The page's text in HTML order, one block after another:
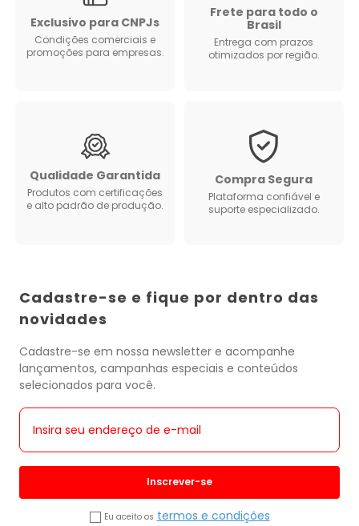
Exclusivo para CNPJs
Condições comerciais e
promoções para empresas.
Frete para todo o
Brasil
Entrega com prazos
otimizados por região.
Qualidade Garantida
Produtos com certificações
e alto padrão de produção.
Compra Segura
Plataforma confiável e
suporte especializado.
Cadastre-se e fique por dentro das
novidades
Cadastre-se em nossa newsletter e acompanhe
lançamentos, campanhas especiais e conteúdos
selecionados para você.
Inscrever-se
Eu aceito os termos e condições